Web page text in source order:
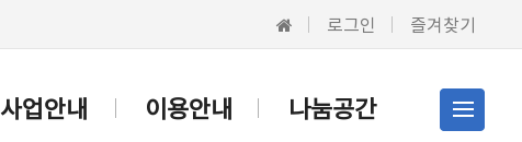
로그인 즐겨찾기
사업안내 이용안내 나눔공간